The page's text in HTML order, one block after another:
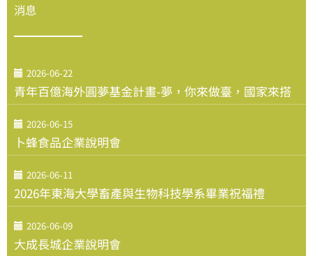
消息
2026-06-22
青年百億海外圓夢基金計畫-夢，你來做臺，國家來搭
2026-06-15
卜蜂食品企業說明會
2026-06-11
2026年東海大學畜產與生物科技學系畢業祝福禮
2026-06-09
大成長城企業說明會